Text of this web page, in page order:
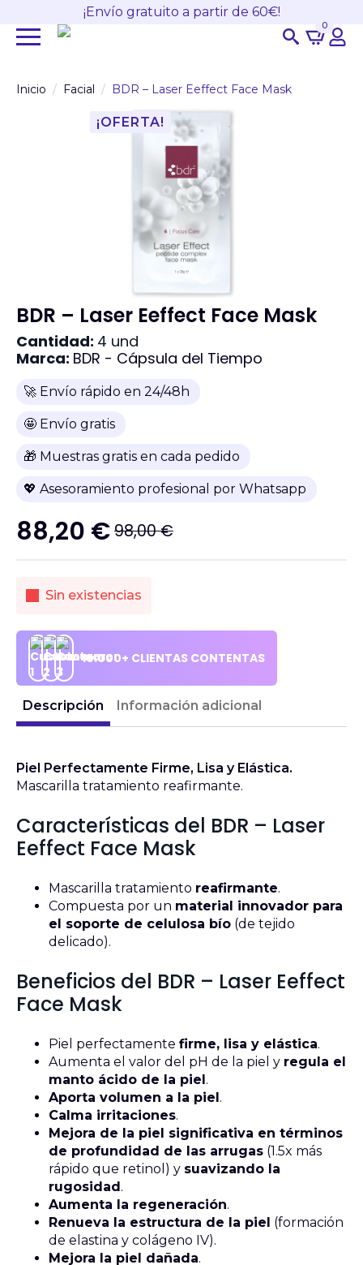
¡Envío gratuito a partir de 60€!
0
Inicio Facial BDR – Laser Eeffect Face Mask
¡OFERTA!
BDR – Laser Eeffect Face Mask
Cantidad: 4 und
Marca: BDR - Cápsula del Tiempo
🚀 Envío rápido en 24/48h
🤩 Envío gratis
🎁 Muestras gratis en cada pedido
💖 Asesoramiento profesional por Whatsapp
98,00€
El
original
era:
98,00 €.
88,20 €
El
actual
es:
88,20 €.
Sin existencias
10.000+ CLIENTAS CONTENTAS
Descripción Información adicional
Piel Perfectamente Firme, Lisa y Elástica.
Mascarilla tratamiento reafirmante.
Características del BDR – Laser
Eeffect Face Mask
Mascarilla tratamiento reafirmante.
Compuesta por un material innovador para
el soporte de celulosa bío (de tejido
delicado).
Beneficios del BDR – Laser Eeffect
Face Mask
Piel perfectamente firme, lisa y elástica.
Aumenta el valor del pH de la piel y regula el
manto ácido de la piel.
Aporta volumen a la piel.
Calma irritaciones.
Mejora de la piel significativa en términos
de profundidad de las arrugas (1.5x más
rápido que retinol) y suavizando la
rugosidad.
Aumenta la regeneración.
Renueva la estructura de la piel (formación
de elastina y colágeno IV).
Mejora la piel dañada.